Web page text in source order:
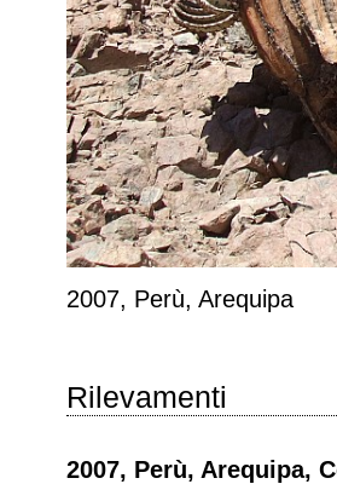
2007, Perù, Arequipa
Rilevamenti
2007, Perù, Arequipa,